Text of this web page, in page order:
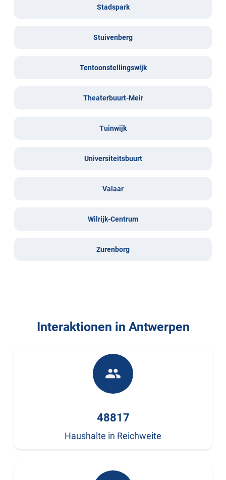
Stadspark
Stuivenberg
Tentoonstellingswijk
Theaterbuurt-Meir
Tuinwijk
Universiteitsbuurt
Valaar
Wilrijk-Centrum
Zurenborg
Interaktionen in Antwerpen
people
48817
Haushalte in Reichweite